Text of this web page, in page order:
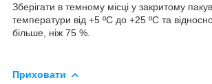
Зберігати в темному місці у закритому
температури від +5 ºС до +25 ºС та
більше, ніж 75 %.
Приховати